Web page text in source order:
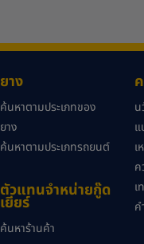
ยาง
ค้นหาตามประเภทของ
ยาง
ค้นหาตามประเภทรถยนต์
ตัวแทนจำหน่ายกู๊ด
เยียร์
ค้นหาร้านค้า
น
แ
เ
ค
เ
ค